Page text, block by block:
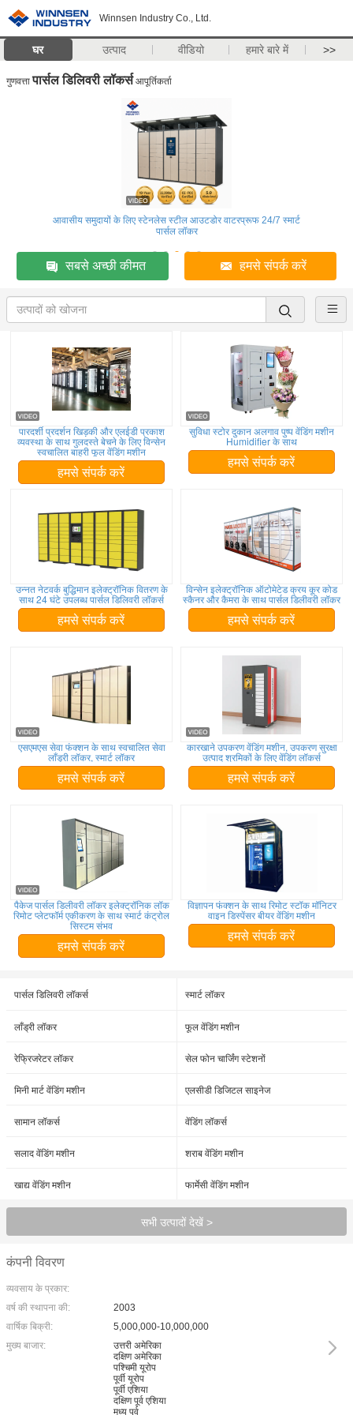
Winnsen Industry Co., Ltd.
घर उत्पाद वीडियो हमारे बारे में >>
गुणवत्ता पार्सल डिलिवरी लॉकर्सआपूर्तिकर्ता
आवासीय समुदायों के लिए स्टेनलेस स्टील आउटडोर वाटरप्रूफ 24/7 स्मार्ट
पार्सल लॉकर
सबसे अच्छी कीमत हमसे संपर्क करें
पारदर्शी प्रदर्शन खिड़की और एलईडी प्रकाश
व्यवस्था के साथ गुलदस्ते बेचने के लिए विन्सेन
स्वचालित बाहरी फूल वेंडिंग मशीन
हमसे संपर्क करें
सुविधा स्टोर दुकान अलगाव पुष्प वेंडिंग मशीन
Humidifier के साथ
हमसे संपर्क करें
उन्नत नेटवर्क बुद्धिमान इलेक्ट्रॉनिक वितरण के
साथ 24 घंटे उपलब्ध पार्सल डिलिवरी लॉकर्स
हमसे संपर्क करें
विन्सेन इलेक्ट्रॉनिक ऑटोमेटेड क्रय कूर कोड
स्कैनर और कैमरा के साथ पार्सल डिलीवरी लॉकर
हमसे संपर्क करें
एसएमएस सेवा फंक्शन के साथ स्वचालित सेवा
लाँड्री लॉकर, स्मार्ट लॉकर
हमसे संपर्क करें
कारखाने उपकरण वेंडिंग मशीन, उपकरण सुरक्षा
उत्पाद श्रमिकों के लिए वेंडिंग लॉकर्स
हमसे संपर्क करें
पैकेज पार्सल डिलीवरी लॉकर इलेक्ट्रॉनिक लॉक
रिमोट प्लेटफॉर्म एकीकरण के साथ स्मार्ट कंट्रोल
सिस्टम संभव
हमसे संपर्क करें
विज्ञापन फंक्शन के साथ रिमोट स्टॉक मॉनिटर
वाइन डिस्पेंसर बीयर वेंडिंग मशीन
हमसे संपर्क करें
पार्सल डिलिवरी लॉकर्स स्मार्ट लॉकर
लाँड्री लॉकर फूल वेंडिंग मशीन
रेफ्रिजरेटर लॉकर सेल फोन चार्जिंग स्टेशनों
मिनी मार्ट वेंडिंग मशीन एलसीडी डिजिटल साइनेज
सामान लॉकर्स वेंडिंग लॉकर्स
सलाद वेंडिंग मशीन शराब वेंडिंग मशीन
खाद्य वेंडिंग मशीन फार्मेसी वेंडिंग मशीन
सभी उत्पादों देखें >
कंपनी विवरण
व्यवसाय के प्रकार:
वर्ष की स्थापना की:
2003
वार्षिक बिक्री:
5,000,000-10,000,000
मुख्य बाजार:
उत्तरी अमेरिका
दक्षिण अमेरिका
पश्चिमी यूरोप
पूर्वी यूरोप
पूर्वी एशिया
दक्षिण पूर्व एशिया
मध्य पूर्व